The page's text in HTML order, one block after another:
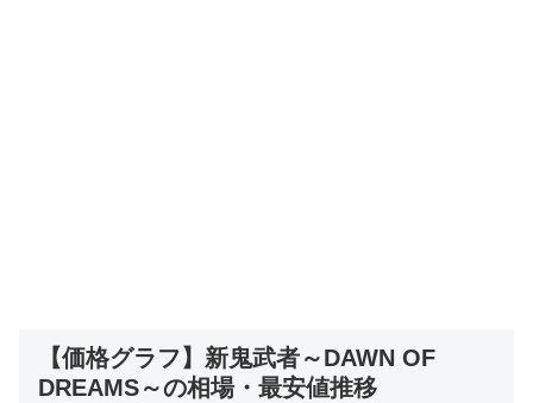
【価格グラフ】新鬼武者～DAWN OF
DREAMS～の相場・最安値推移